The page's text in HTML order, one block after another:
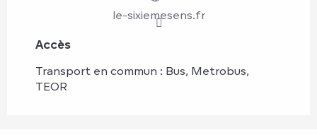
le-sixiemesens.fr
Accès
Accès
Transport en commun : Bus, Metrobus,
TEOR